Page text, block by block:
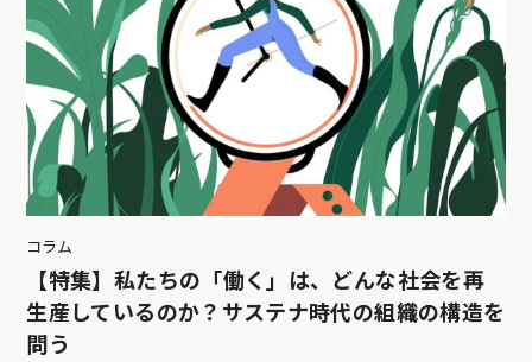
コラム
【特集】私たちの「働く」は、どんな社会を再
生産しているのか？サステナ時代の組織の構造を
問う